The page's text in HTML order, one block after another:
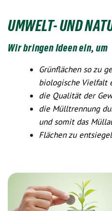
UMWELT- UND
Wir bringen Ideen ein, um
Grünflächen so zu
biologische Vielfalt
die Qualität der
die Mülltrennung
und somit das
Flächen zu